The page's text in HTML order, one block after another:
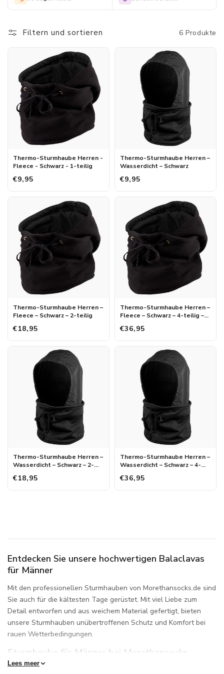
bivakmutsen en trotseer de kou met vertrouwen en gemak.
Filtern und sortieren 6 Produkte
Thermo-Sturmhaube Herren -
Fleece - Schwarz - 1-teilig
€9,95
Thermo-Sturmhaube Herren –
Wasserdicht – Schwarz
€9,95
Thermo-Sturmhaube Herren –
Fleece – Schwarz – 2-teilig
€18,95
Thermo-Sturmhaube Herren –
Fleece – Schwarz – 4-teilig –
€36,95
Thermo-Sturmhaube Herren –
Wasserdicht – Schwarz – 2-
€18,95
Thermo-Sturmhaube Herren –
Wasserdicht – Schwarz – 4-
€36,95
Entdecken Sie unsere hochwertigen Balaclavas
für Männer
Mit den professionellen Sturmhauben von Morethansocks.de sind
Sie auch für die kältesten Tage gerüstet. Mit viel Liebe zum
Detail entworfen und aus weichem Material gefertigt, bieten
unsere Sturmhauben unübertroffenen Schutz und Komfort bei
rauen Wetterbedingungen.
Sturmhaube für Männer bei Morethansocks
Lees meer